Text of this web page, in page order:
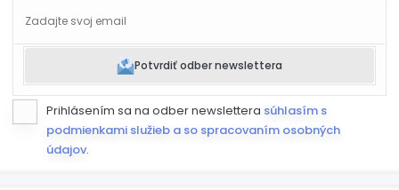
Potvrdiť odber newslettera
Prihlásením sa na odber newslettera súhlasím s
podmienkami služieb a so spracovaním osobných
údajov.